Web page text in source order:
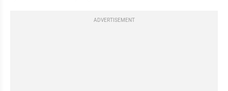
ADVERTISEMENT